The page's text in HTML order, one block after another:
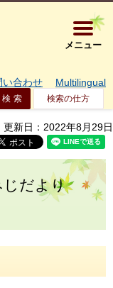
大阪府箕
メニュー
い合わせ Multilingual
検索の仕方
更新日：2022年8月29日
じだより